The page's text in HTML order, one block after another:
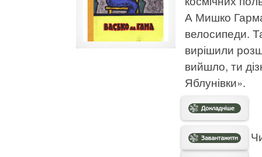
А Мишко
велосипеди.
вирішили
вийшло, ти
Яблунівки».